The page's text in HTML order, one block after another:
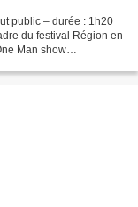
public – durée : 1h20
du festival Région en
Man show